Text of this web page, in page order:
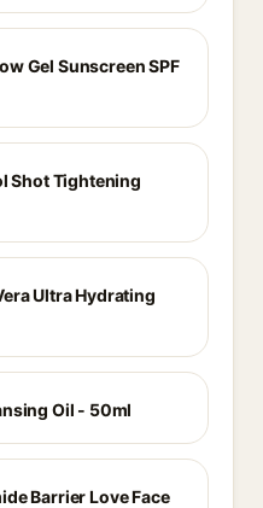
Gel Sunscreen SPF
Shot Tightening
Ultra Hydrating
Oil - 50ml
Barrier Love Face